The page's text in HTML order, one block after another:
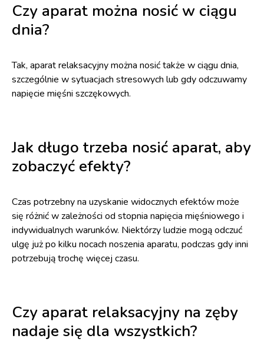
Czy aparat można nosić w ciągu
dnia?
Tak, aparat relaksacyjny można nosić także w ciągu dnia,
szczególnie w sytuacjach stresowych lub gdy odczuwamy
napięcie mięśni szczękowych.
Jak długo trzeba nosić aparat, aby
zobaczyć efekty?
Czas potrzebny na uzyskanie widocznych efektów może
się różnić w zależności od stopnia napięcia mięśniowego i
indywidualnych warunków. Niektórzy ludzie mogą odczuć
ulgę już po kilku nocach noszenia aparatu, podczas gdy inni
potrzebują trochę więcej czasu.
Czy aparat relaksacyjny na zęby
nadaje się dla wszystkich?